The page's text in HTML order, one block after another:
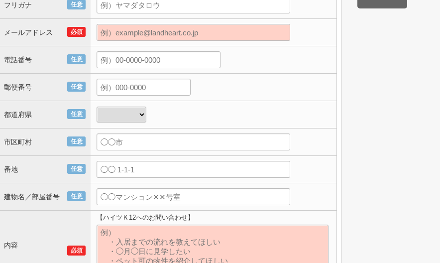
任意
フリガナ
必須
メールアドレス
任意
電話番号
任意
郵便番号
任意
都道府県
任意
市区町村
任意
番地
任意
建物名／部屋番号
必須
内容
【ハイツＫ12へのお問い合わせ】